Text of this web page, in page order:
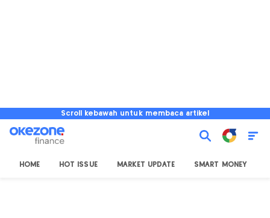
Scroll kebawah untuk membaca artikel
HOME HOT ISSUE MARKET UPDATE SMART MONEY